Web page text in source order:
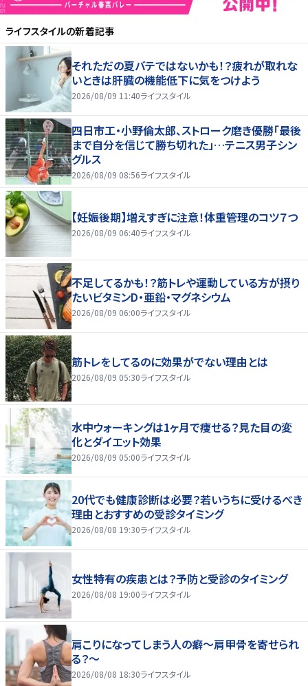
ライフスタイルの新着記事
それただの夏バテではないかも！？疲れが取れな
いときは肝臓の機能低下に気をつけよう
2026/08/09 11:40ライフスタイル
四日市工・小野倫太郎、ストローク磨き優勝「最後
まで自分を信じて勝ち切れた」…テニス男子シン
グルス
2026/08/09 08:56ライフスタイル
【妊娠後期】増えすぎに注意！体重管理のコツ７つ
2026/08/09 06:40ライフスタイル
不足してるかも！？筋トレや運動している方が摂り
たいビタミンD・亜鉛・マグネシウム
2026/08/09 06:00ライフスタイル
筋トレをしてるのに効果がでない理由とは
2026/08/09 05:30ライフスタイル
水中ウォーキングは1ヶ月で痩せる？見た目の変
化とダイエット効果
2026/08/09 05:00ライフスタイル
20代でも健康診断は必要？若いうちに受けるべき
理由とおすすめの受診タイミング
2026/08/08 19:30ライフスタイル
女性特有の疾患とは？予防と受診のタイミング
2026/08/08 19:00ライフスタイル
肩こりになってしまう人の癖～肩甲骨を寄せられ
る？～
2026/08/08 18:30ライフスタイル